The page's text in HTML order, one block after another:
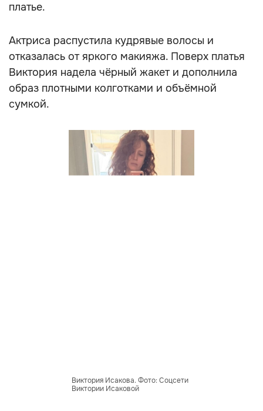
платье.
Актриса распустила кудрявые волосы и
отказалась от яркого макияжа. Поверх платья
Виктория надела чёрный жакет и дополнила
образ плотными колготками и объёмной
сумкой.
Виктория Исакова. Фото: Соцсети
Виктории Исаковой